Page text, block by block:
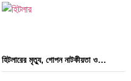
হিটলারের মৃত্যু, গোপন নাটকীয়তা ও…